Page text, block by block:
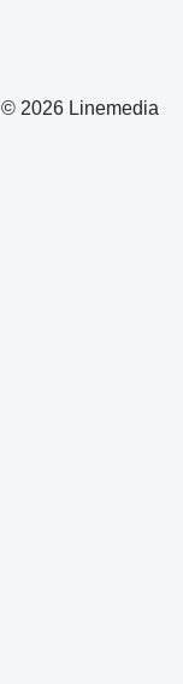
© 2026 Linemedia